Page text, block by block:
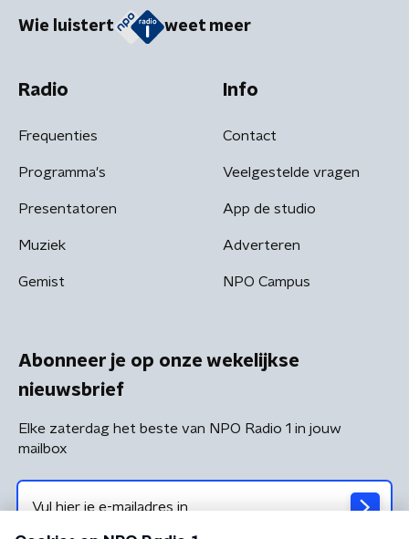
Wie luistert weet meer
Radio
Frequenties
Programma's
Presentatoren
Muziek
Gemist
Info
Contact
Veelgestelde vragen
App de studio
Adverteren
NPO Campus
Abonneer je op onze wekelijkse
nieuwsbrief
Elke zaterdag het beste van NPO Radio 1 in jouw
mailbox